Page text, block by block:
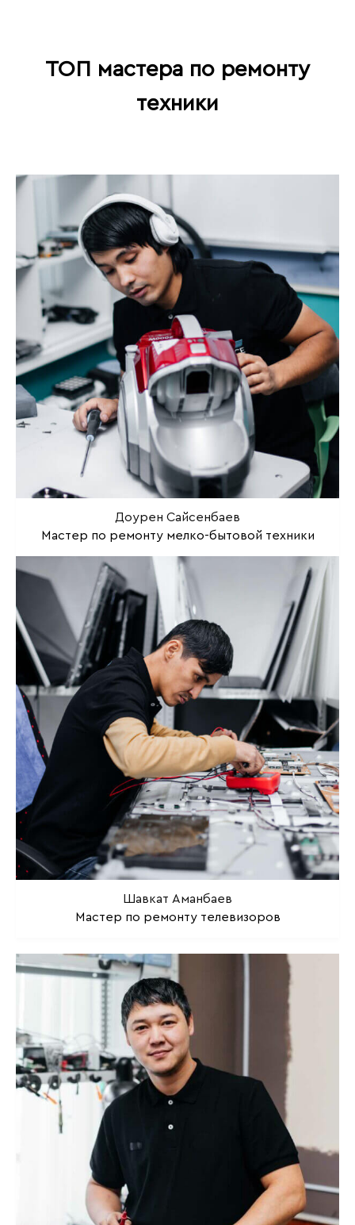
ТОП мастера по ремонту
техники
Доурен Сайсенбаев
Мастер по ремонту мелко-бытовой техники
Шавкат Аманбаев
Мастер по ремонту телевизоров